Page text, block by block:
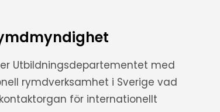
Utbildningsdepartementet med
rymdverksamhet i Sverige vad
för internationellt